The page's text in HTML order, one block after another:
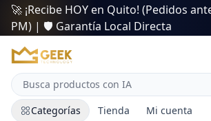
🚀 ¡Recibe HOY en Quito! (Pedidos
PM) | 🛡️ Garantía Local Directa
Categorías Tienda Mi cuenta